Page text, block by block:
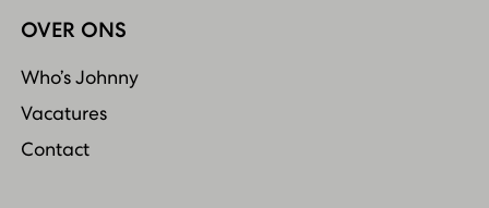
OVER ONS
Who’s Johnny
Vacatures
Contact